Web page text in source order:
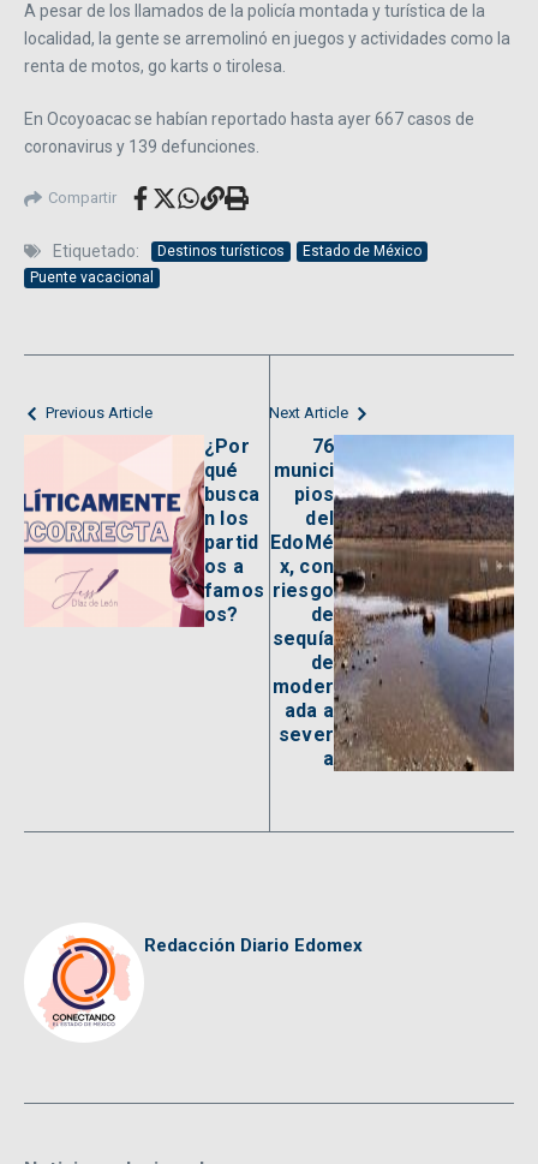
A pesar de los llamados de la policía montada y turística de la
localidad, la gente se arremolinó en juegos y actividades como la
renta de motos, go karts o tirolesa.
En Ocoyoacac se habían reportado hasta ayer 667 casos de
coronavirus y 139 defunciones.
Compartir
Etiquetado: Destinos turísticos
Estado de México
Puente vacacional
Previous Article
¿Por
qué
busca
n los
partid
os a
famos
os?
Next Article
76
munici
pios
del
EdoMé
x, con
riesgo
de
sequía
de
moder
ada a
sever
a
Redacción Diario Edomex